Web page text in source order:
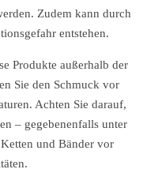
Zudem kann durch
entstehen.
Produkte außerhalb der
Sie den Schmuck vor
Achten Sie darauf,
– gegebenenfalls unter
und Bänder vor